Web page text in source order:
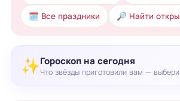
🗓 Все праздники 🔎 Найти
✨Гороскоп на сегодня
Что звёзды приготовили вам —